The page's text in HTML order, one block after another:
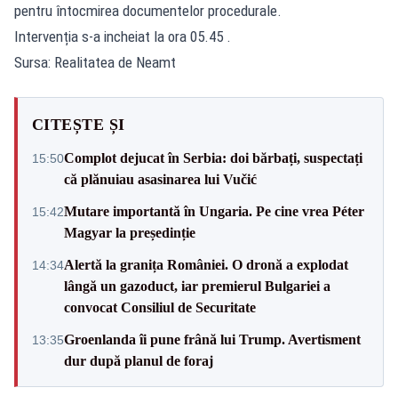
pentru întocmirea documentelor procedurale.
Intervenția s-a incheiat la ora 05.45 .
Sursa: Realitatea de Neamt
CITEȘTE ȘI
15:50Complot dejucat în Serbia: doi bărbați, suspectați
că plănuiau asasinarea lui Vučić
15:42Mutare importantă în Ungaria. Pe cine vrea Péter
Magyar la președinție
14:34Alertă la granița României. O dronă a explodat
lângă un gazoduct, iar premierul Bulgariei a
convocat Consiliul de Securitate
13:35Groenlanda îi pune frână lui Trump. Avertisment
dur după planul de foraj